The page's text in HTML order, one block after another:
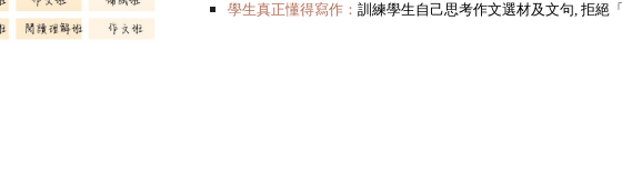
學生真正懂得寫作：訓練學生自己思考作文選材及文句, 拒絕